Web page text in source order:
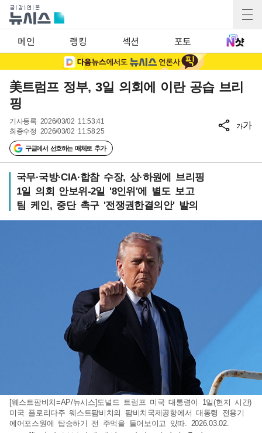
메인 랭킹 섹션 포토
美트럼프 정부, 3일 의회에 이란 공습 브리
핑
기사등록 2026/03/02 11:53:41
최종수정 2026/03/02 11:58:25
구글에서 선호하는 매체로 추가
가가
국무·국방·CIA·합참 수장, 상·하원에 브리핑
1일 의회 안보위-2일 '8인위'에 별도 보고
팀 케인, 중단 촉구 '전쟁권한결의안' 발의
[웨스트팜비치=AP/뉴시스]도널드 트럼프 미국 대통령이 1일(현지 시간)
미국 플로리다주 웨스트팜비치의 팜비치국제공항에서 대통령 전용기
에어포스원에 탑승하기 전 주먹을 들어보이고 있따. 2026.03.02.